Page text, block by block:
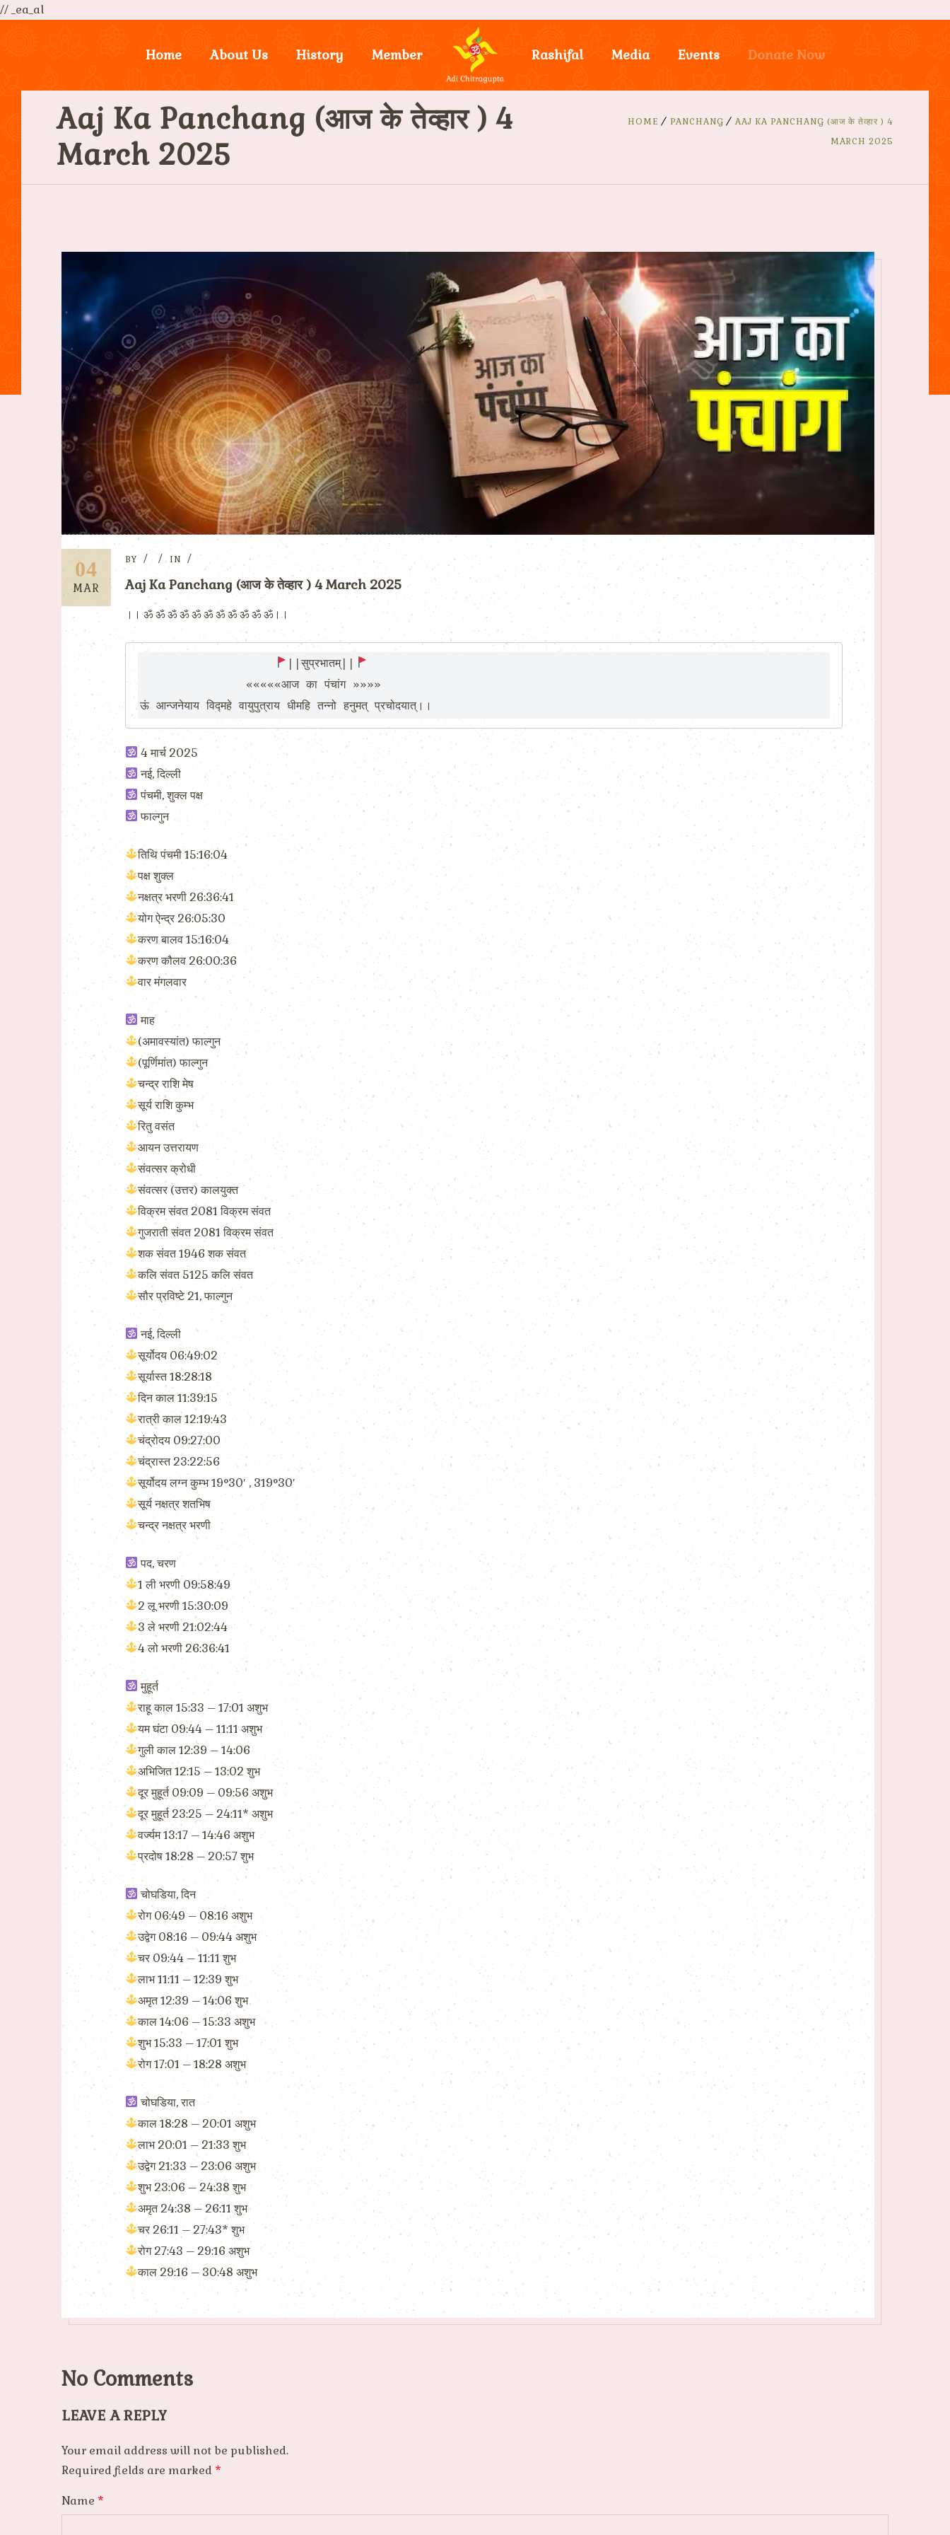
// _ea_al
Home About Us History Member Rashifal Media Events Donate Now
Aaj Ka Panchang (आज के तेव्हार ) 4
March 2025
HOME PANCHANG
AAJ KA PANCHANG (आज के तेव्हार ) 4
MARCH 2025
04
MAR
BY IN
Aaj Ka Panchang (आज के तेव्हार ) 4 March 2025
।। ॐ ॐ ॐ ॐ ॐ ॐ ॐ ॐ ॐ ॐ ॐ।।
||सुप्रभातम्||
ऊं आन्जनेयाय विद्महे वायुपुत्राय धीमहि तन्नो हनुमत् प्रचोदयात्।।
4 मार्च 2025
नई, दिल्ली
पंचमी, शुक्ल पक्ष
फाल्गुन
तिथि पंचमी 15:16:04
पक्ष शुक्ल
नक्षत्र भरणी 26:36:41
योग ऐन्द्र 26:05:30
करण बालव 15:16:04
करण कौलव 26:00:36
वार मंगलवार
माह
(अमावस्यांत) फाल्गुन
(पूर्णिमांत) फाल्गुन
चन्द्र राशि मेष
सूर्य राशि कुम्भ
रितु वसंत
आयन उत्तरायण
संवत्सर क्रोधी
संवत्सर (उत्तर) कालयुक्त
विक्रम संवत 2081 विक्रम संवत
गुजराती संवत 2081 विक्रम संवत
शक संवत 1946 शक संवत
कलि संवत 5125 कलि संवत
सौर प्रविष्टे 21, फाल्गुन
नई, दिल्ली
सूर्योदय 06:49:02
सूर्यास्त 18:28:18
दिन काल 11:39:15
रात्री काल 12:19:43
चंद्रोदय 09:27:00
चंद्रास्त 23:22:56
सूर्योदय लग्न कुम्भ 19°30′ , 319°30′
सूर्य नक्षत्र शतभिष
चन्द्र नक्षत्र भरणी
पद, चरण
1 ली भरणी 09:58:49
2 लू भरणी 15:30:09
3 ले भरणी 21:02:44
4 लो भरणी 26:36:41
मुहूर्त
राहू काल 15:33 – 17:01 अशुभ
यम घंटा 09:44 – 11:11 अशुभ
गुली काल 12:39 – 14:06
अभिजित 12:15 – 13:02 शुभ
दूर मुहूर्त 09:09 – 09:56 अशुभ
दूर मुहूर्त 23:25 – 24:11* अशुभ
वर्ज्यम 13:17 – 14:46 अशुभ
प्रदोष 18:28 – 20:57 शुभ
चोघडिया, दिन
रोग 06:49 – 08:16 अशुभ
उद्वेग 08:16 – 09:44 अशुभ
चर 09:44 – 11:11 शुभ
लाभ 11:11 – 12:39 शुभ
अमृत 12:39 – 14:06 शुभ
काल 14:06 – 15:33 अशुभ
शुभ 15:33 – 17:01 शुभ
रोग 17:01 – 18:28 अशुभ
चोघडिया, रात
काल 18:28 – 20:01 अशुभ
लाभ 20:01 – 21:33 शुभ
उद्वेग 21:33 – 23:06 अशुभ
शुभ 23:06 – 24:38 शुभ
अमृत 24:38 – 26:11 शुभ
चर 26:11 – 27:43* शुभ
रोग 27:43 – 29:16 अशुभ
काल 29:16 – 30:48 अशुभ
No Comments
LEAVE A REPLY
Your email address will not be published.
Required fields are marked *
Name *